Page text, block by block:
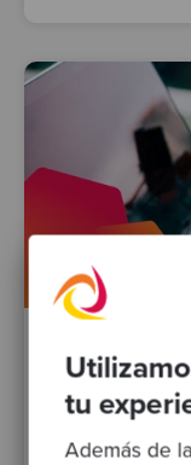
tu
Además de
By Codurance
Cómo